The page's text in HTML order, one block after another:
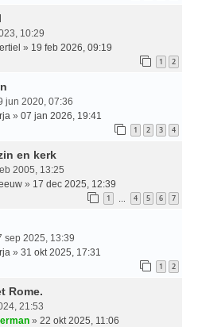
10:29
» 19 feb 2026, 09:19
1 2
jun 2020, 07:36
» 07 jan 2026, 19:41
1 2 3 4
en kerk
2005, 13:25
» 17 dec 2025, 12:39
1 … 4 5 6 7
sep 2025, 13:39
» 31 okt 2025, 17:31
1 2
Rome.
21:53
» 22 okt 2025, 11:06